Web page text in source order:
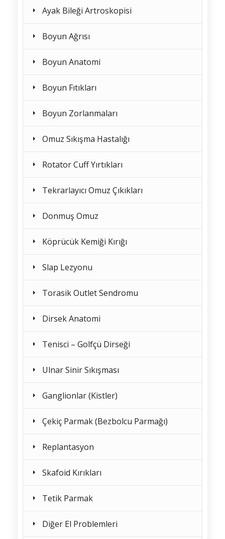
Ayak Bileği Artroskopisi
Boyun Ağrısı
Boyun Anatomi
Boyun Fıtıkları
Boyun Zorlanmaları
Omuz Sıkışma Hastalığı
Rotator Cuff Yırtıkları
Tekrarlayıcı Omuz Çıkıkları
Donmuş Omuz
Köprücük Kemiği Kırığı
Slap Lezyonu
Torasik Outlet Sendromu
Dirsek Anatomi
Tenisci – Golfçü Dirseği
Ulnar Sinir Sıkışması
Ganglionlar (Kistler)
Çekiç Parmak (Bezbolcu Parmağı)
Replantasyon
Skafoid Kırıkları
Tetik Parmak
Diğer El Problemleri